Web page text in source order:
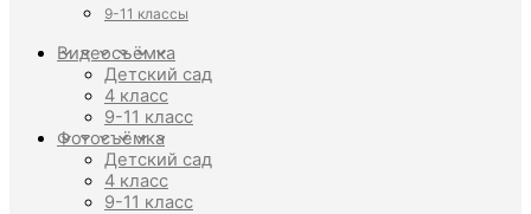
9-11 классы
Видеосъёмка
Детский сад
4 класс
9-11 класс
Фотосъёмка
Детский сад
4 класс
9-11 класс